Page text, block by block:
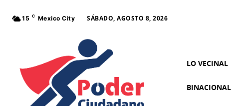
15 C Mexico City SÁBADO, AGOSTO 8, 2026
LO VECINAL
BINACIONAL